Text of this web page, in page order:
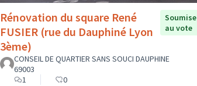
Rénovation du square René
FUSIER (rue du Dauphiné Lyon
3ème)
Soumise
au vote
CONSEIL DE QUARTIER SANS SOUCI DAUPHINE
69003
1
0